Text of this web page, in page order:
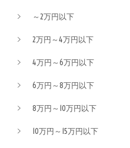
～2万円以下
2万円～4万円以下
4万円～6万円以下
6万円～8万円以下
8万円～10万円以下
10万円～15万円以下